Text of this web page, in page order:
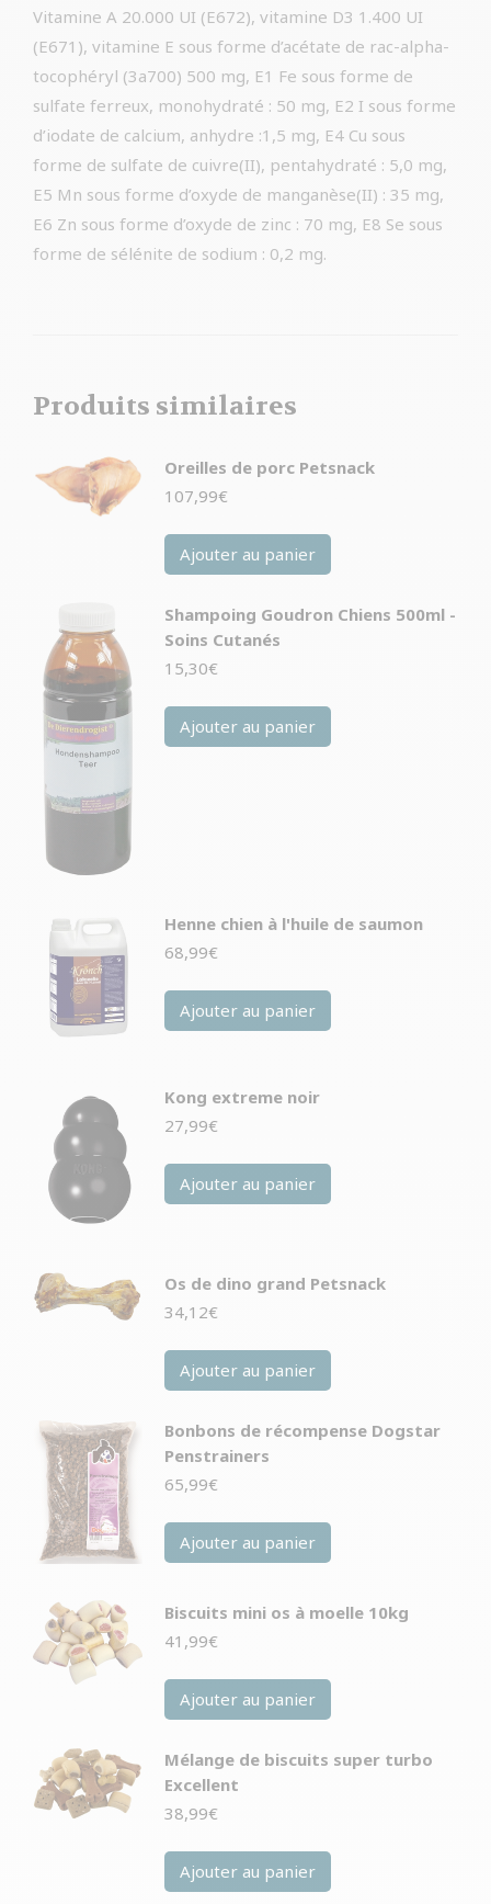
Vitamine A 20.000 UI (E672), vitamine D3 1.400 UI
(E671), vitamine E sous forme d’acétate de rac-alpha-
tocophéryl (3a700) 500 mg, E1 Fe sous forme de
sulfate ferreux, monohydraté : 50 mg, E2 I sous forme
d’iodate de calcium, anhydre :1,5 mg, E4 Cu sous
forme de sulfate de cuivre(II), pentahydraté : 5,0 mg,
E5 Mn sous forme d’oxyde de manganèse(II) : 35 mg,
E6 Zn sous forme d’oxyde de zinc : 70 mg, E8 Se sous
forme de sélénite de sodium : 0,2 mg.
Produits similaires
Oreilles de porc Petsnack
107,99€
Ajouter au panier
Shampoing Goudron Chiens 500ml -
Soins Cutanés
15,30€
Ajouter au panier
Henne chien à l'huile de saumon
68,99€
Ajouter au panier
Kong extreme noir
27,99€
Ajouter au panier
Os de dino grand Petsnack
34,12€
Ajouter au panier
Bonbons de récompense Dogstar
Penstrainers
65,99€
Ajouter au panier
Biscuits mini os à moelle 10kg
41,99€
Ajouter au panier
Mélange de biscuits super turbo
Excellent
38,99€
Ajouter au panier